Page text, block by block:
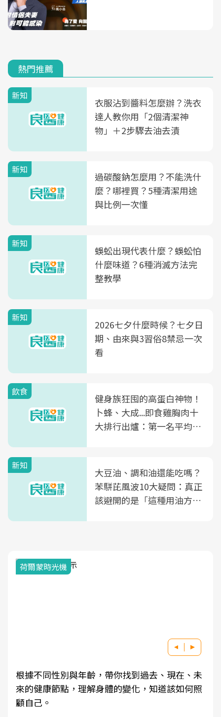
熱門推薦
新知
衣服沾到醬料怎麼辦？洗衣
達人教你用「2個清潔神
物」＋2步驟去油去漬
新知
過碳酸鈉怎麼用？不能洗什
麼？哪裡買？5種清潔用途
與比例一次懂
新知
蜈蚣出現代表什麼？蜈蚣怕
什麼味道？6種消滅方法完
整教學
新知
2026七夕什麼時候？七夕日
期、由來與3習俗8禁忌一次
看
飲食
健身族狂囤的高蛋白神物！
卜蜂、大成...即食雞胸肉十
大排行出爐：第一名平均一
新知
大豆油、調和油還能吃嗎？
苯駢芘風波10大疑問：真正
該避開的是「這種用油方
荷爾蒙時光機
根據不同性別與年齡，帶你找到過去、現在、未
來的健康節點，理解身體的變化，知道該如何照
顧自己。